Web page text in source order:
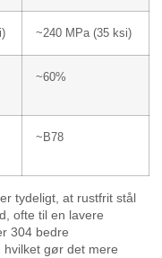
~240 MPa (35 ksi)
~60%
~B78
tydeligt, at rustfrit stål
ofte til en lavere
304 bedre
gør det mere